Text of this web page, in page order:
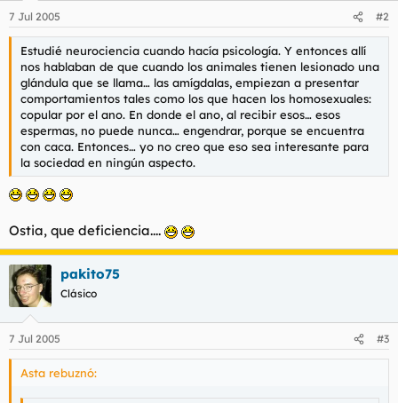
7 Jul 2005 #2
Estudié neurociencia cuando hacía psicología. Y entonces allí
nos hablaban de que cuando los animales tienen lesionado una
glándula que se llama… las amígdalas, empiezan a presentar
comportamientos tales como los que hacen los homosexuales:
copular por el ano. En donde el ano, al recibir esos… esos
espermas, no puede nunca… engendrar, porque se encuentra
con caca. Entonces… yo no creo que eso sea interesante para
la sociedad en ningún aspecto.
Ostia, que deficiencia....
pakito75
Clásico
7 Jul 2005 #3
Asta rebuznó: